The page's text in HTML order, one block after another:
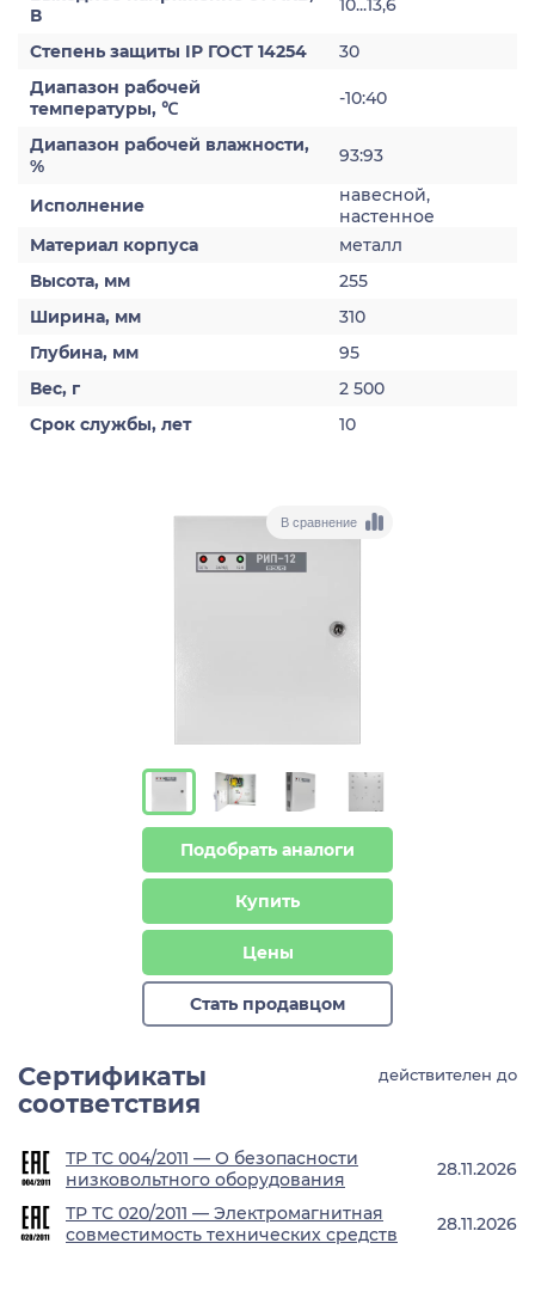
В
10...13,6
Степень защиты IP ГОСТ 14254
30
Диапазон рабочей
температуры, ℃
-10:40
Диапазон рабочей влажности,
%
93:93
Исполнение
навесной,
настенное
Материал корпуса
металл
Высота, мм
255
Ширина, мм
310
Глубина, мм
95
Вес, г
2 500
Срок службы, лет
10
В сравнение
Подобрать аналоги
Купить
Цены
Стать продавцом
Сертификаты
соответствия
действителен до
ТР ТС 004/2011 — О безопасности
низковольтного оборудования
28.11.2026
ТР ТС 020/2011 — Электромагнитная
совместимость технических средств
28.11.2026